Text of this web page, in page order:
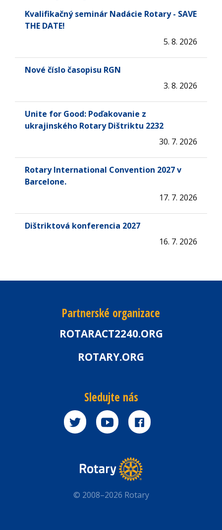
Kvalifikačný seminár Nadácie Rotary - SAVE
THE DATE!
5. 8. 2026
Nové číslo časopisu RGN
3. 8. 2026
Unite for Good: Poďakovanie z
ukrajinského Rotary Dištriktu 2232
30. 7. 2026
Rotary International Convention 2027 v
Barcelone.
17. 7. 2026
Dištriktová konferencia 2027
16. 7. 2026
Partnerské organizace
ROTARACT2240.ORG
ROTARY.ORG
Sledujte nás
© 2008–2026 Rotary